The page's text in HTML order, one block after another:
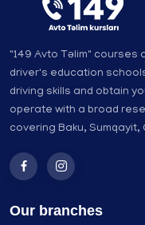
"149 Avto Təlim"
driver's education
driving skills and obtain
operate with a broad
covering Baku, Sumqayit,
Our branches